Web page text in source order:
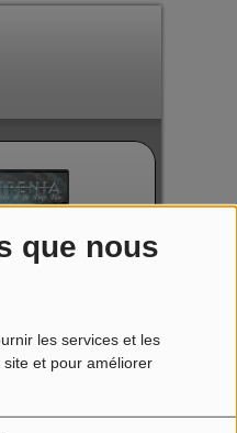
que nous
les services et les
et pour améliorer